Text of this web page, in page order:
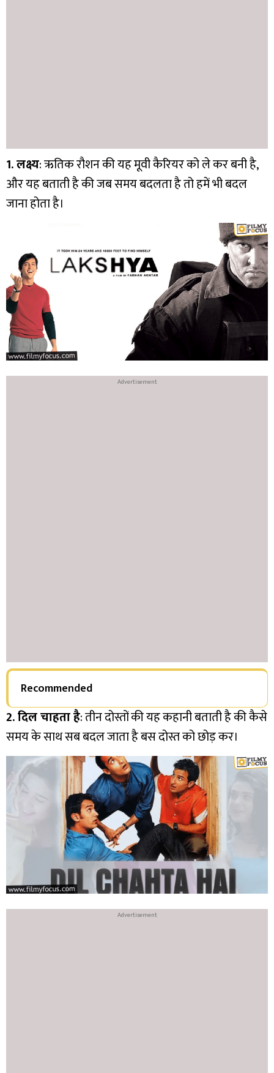
1. लक्ष्य: ऋतिक रौशन की यह मूवी कैरियर को ले कर बनी है,
और यह बताती है की जब समय बदलता है तो हमें भी बदल
जाना होता है।
Recommended
2. दिल चाहता है: तीन दोस्तों की यह कहानी बताती है की कैसे
समय के साथ सब बदल जाता है बस दोस्त को छोड़ कर।